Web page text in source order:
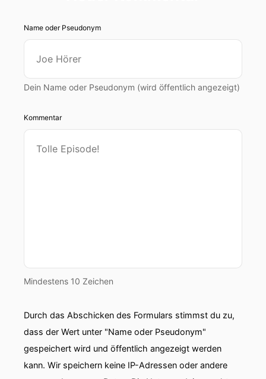
Name oder Pseudonym
Dein Name oder Pseudonym (wird öffentlich angezeigt)
Kommentar
Mindestens 10 Zeichen
Durch das Abschicken des Formulars stimmst du zu,
dass der Wert unter "Name oder Pseudonym"
gespeichert wird und öffentlich angezeigt werden
kann. Wir speichern keine IP-Adressen oder andere